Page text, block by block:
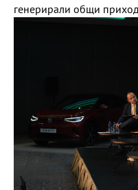
генерирали общи